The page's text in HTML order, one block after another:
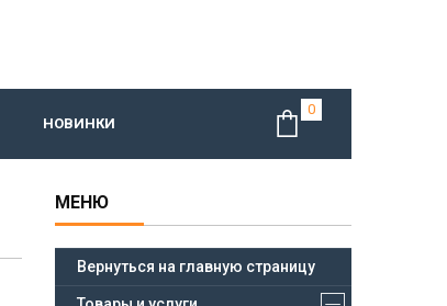
НОВИНКИ
Вернуться на главную страницу